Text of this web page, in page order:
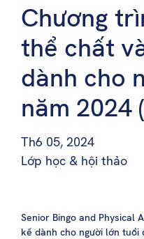
Chương
thể chất
dành cho
năm 2024
Th6 05, 2024
Lớp học & hội thảo
Senior Bingo and Physical
kế dành cho người lớn tuổi